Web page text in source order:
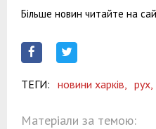
Більше новин читайте на
ТЕГИ: новини харків, рух,
Матеріали за темою: